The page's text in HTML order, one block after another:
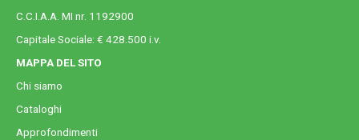
C.C.I.A.A. MI nr. 1192900
Capitale Sociale: € 428.500 i.v.
MAPPA DEL SITO
Chi siamo
Cataloghi
Approfondimenti